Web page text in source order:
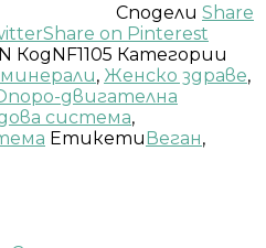
Сподели Share
Share on Pinterest
КодNF1105 Категории
, Женско здраве,
двигателна
система,
ЕтикетиВеган,